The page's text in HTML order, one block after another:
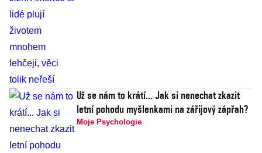
Už se nám to krátí... Jak si nenechat zkazit
letní pohodu myšlenkami na zářijový zápřah?
Moje Psychologie